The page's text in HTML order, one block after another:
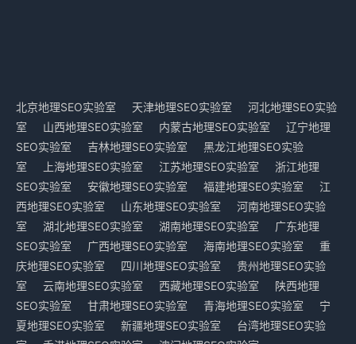
北京地理SEO实验室 天津地理SEO实验室
河北地理SEO实验
室
山西地理SEO实验室 内蒙古地理SEO实验室
辽宁地理
SEO实验室
吉林地理SEO实验室
黑龙江地理SEO实验
室
上海地理SEO实验室 江苏地理SEO实验室
浙江地理
SEO实验室
安徽地理SEO实验室 福建地理SEO实验室
江
西地理SEO实验室
山东地理SEO实验室
河南地理SEO实验
室
湖北地理SEO实验室 湖南地理SEO实验室
广东地理
SEO实验室
广西地理SEO实验室 海南地理SEO实验室
重
庆地理SEO实验室
四川地理SEO实验室
贵州地理SEO实验
室
云南地理SEO实验室 西藏地理SEO实验室
陕西地理
SEO实验室
甘肃地理SEO实验室 青海地理SEO实验室
宁
夏地理SEO实验室
新疆地理SEO实验室
台湾地理SEO实验